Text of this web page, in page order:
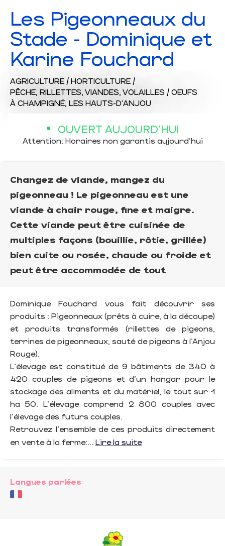
Les Pigeonneaux du
Stade - Dominique et
Karine Fouchard
AGRICULTURE / HORTICULTURE /
PÊCHE, RILLETTES, VIANDES, VOLAILLES / OEUFS
À CHAMPIGNÉ, LES HAUTS-D'ANJOU
OUVERT AUJOURD'HUI
Attention: Horaires non garantis aujourd'hui
Changez de viande, mangez du
pigeonneau ! Le pigeonneau est une
viande à chair rouge, fine et maigre.
Cette viande peut être cuisinée de
multiples façons (bouillie, rôtie, grillée)
bien cuite ou rosée, chaude ou froide et
peut être accommodée de tout
Dominique Fouchard vous fait découvrir ses
produits : Pigeonneaux (prêts à cuire, à la découpe)
et produits transformés (rillettes de pigeons,
terrines de pigeonneaux, sauté de pigeons à l'Anjou
Rouge).
L'élevage est constitué de 9 bâtiments de 340 à
420 couples de pigeons et d'un hangar pour le
stockage des aliments et du matériel, le tout sur 1
ha 50. L'élevage comprend 2 800 couples avec
l'élevage des futurs couples.
Retrouvez l'ensemble de ces produits directement
en vente à la ferme:... Lire la suite
Langues parlées